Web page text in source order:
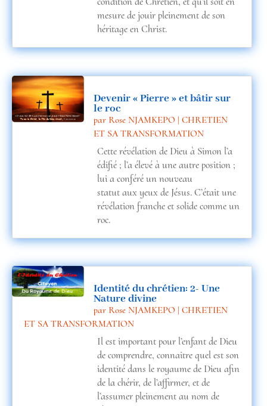
mesure de jouir pleinement de son
héritage en Christ.
Devenir « Pierre » et bâtir sur
le roc
par Rose NJAMKEPO | CHRETIEN
ET SA TRANSFORMATION
Cette révélation de Dieu à Simon l’a
édifié ; l’a élevé à une autre position ;
lui a conféré un nouveau
statut aux yeux de Jésus. C’était une
révélation franche et solide comme un
roc.
Identité du chrétien: 2- Une
Nature divine
par Rose NJAMKEPO | CHRETIEN
ET SA TRANSFORMATION
Il est important pour l’enfant de Dieu
de comprendre, connaitre quel est son
identité dans le royaume de Dieu afin
de la chérir, de l’affirmer, et de
l’assumer pleinement au nom de